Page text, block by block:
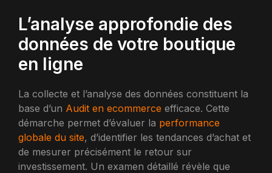
L’analyse approfondie des
données de votre boutique
en ligne
La collecte et l’analyse des données constituent la
base d’un Audit en ecommerce efficace. Cette
démarche permet d’évaluer la performance
globale du site, d’identifier les tendances d’achat et
de mesurer précisément le retour sur
investissement. Un examen détaillé révèle que